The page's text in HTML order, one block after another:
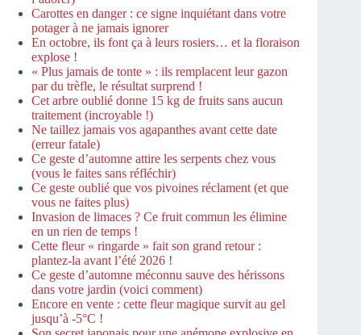
Carottes en danger : ce signe inquiétant dans votre
potager à ne jamais ignorer
En octobre, ils font ça à leurs rosiers… et la floraison
explose !
« Plus jamais de tonte » : ils remplacent leur gazon
par du trèfle, le résultat surprend !
Cet arbre oublié donne 15 kg de fruits sans aucun
traitement (incroyable !)
Ne taillez jamais vos agapanthes avant cette date
(erreur fatale)
Ce geste d’automne attire les serpents chez vous
(vous le faites sans réfléchir)
Ce geste oublié que vos pivoines réclament (et que
vous ne faites plus)
Invasion de limaces ? Ce fruit commun les élimine
en un rien de temps !
Cette fleur « ringarde » fait son grand retour :
plantez-la avant l’été 2026 !
Ce geste d’automne méconnu sauve des hérissons
dans votre jardin (voici comment)
Encore en vente : cette fleur magique survit au gel
jusqu’à -5°C !